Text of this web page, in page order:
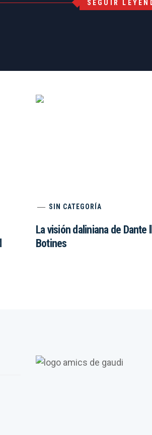
SEGUIR
SIN CATEGORÍA
La visión daliniana de Dante
Botines